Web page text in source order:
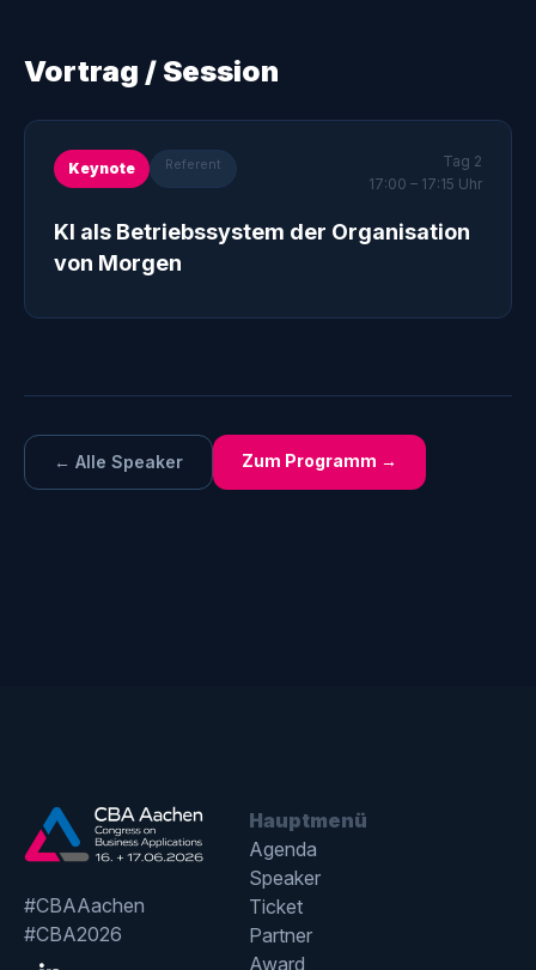
Vortrag / Session
Keynote Referent
Tag 2
17:00 – 17:15 Uhr
KI als Betriebssystem der Organisation
von Morgen
← Alle Speaker Zum Programm →
#CBAAachen
#CBA2026
Hauptmenü
Agenda
Speaker
Ticket
Partner
Award